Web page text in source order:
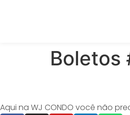
Boletos
Aqui na WJ CONDO você não